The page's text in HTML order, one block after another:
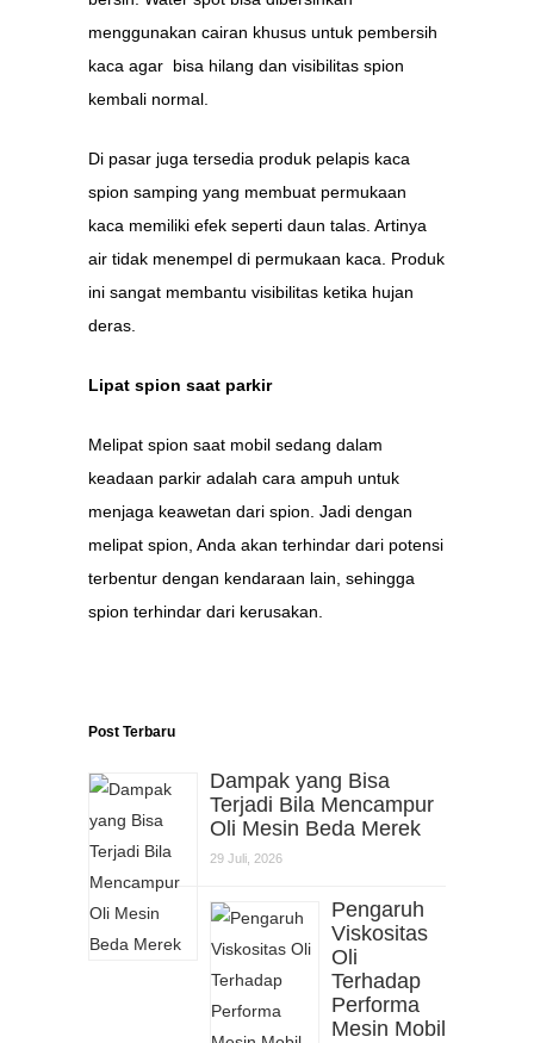
menggunakan cairan khusus untuk pembersih
kaca agar bisa hilang dan visibilitas spion
kembali normal.
Di pasar juga tersedia produk pelapis kaca
spion samping yang membuat permukaan
kaca memiliki efek seperti daun talas. Artinya
air tidak menempel di permukaan kaca. Produk
ini sangat membantu visibilitas ketika hujan
deras.
Lipat spion saat parkir
Melipat spion saat mobil sedang dalam
keadaan parkir adalah cara ampuh untuk
menjaga keawetan dari spion. Jadi dengan
melipat spion, Anda akan terhindar dari potensi
terbentur dengan kendaraan lain, sehingga
spion terhindar dari kerusakan.
Post Terbaru
Dampak yang Bisa
Terjadi Bila Mencampur
Oli Mesin Beda Merek
29 Juli, 2026
Pengaruh
Viskositas
Oli
Terhadap
Performa
Mesin Mobil